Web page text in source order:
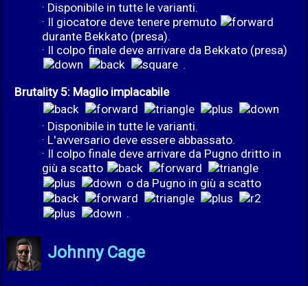
· Disponibile in tutte le varianti.
· Il giocatore deve tenere premuto
durante Bekkato (presa).
· Il colpo finale deve arrivare da Bekkato (presa)
.
Brutality 5: Maglio implacabile
· Disponibile in tutte le varianti.
· L'avversario deve essere abbassato.
· Il colpo finale deve arrivare da Pugno dritto in
giù a scatto
o da Pugno in giù a scatto
.
Johnny Cage